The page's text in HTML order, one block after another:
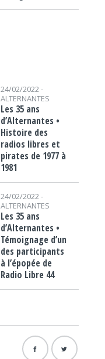
24/02/2022 -
ALTERNANTES
Les 35 ans
d’Alternantes •
Histoire des
radios libres et
pirates de 1977 à
1981
24/02/2022 -
ALTERNANTES
Les 35 ans
d’Alternantes •
Témoignage d’un
des participants
à l’épopée de
Radio Libre 44